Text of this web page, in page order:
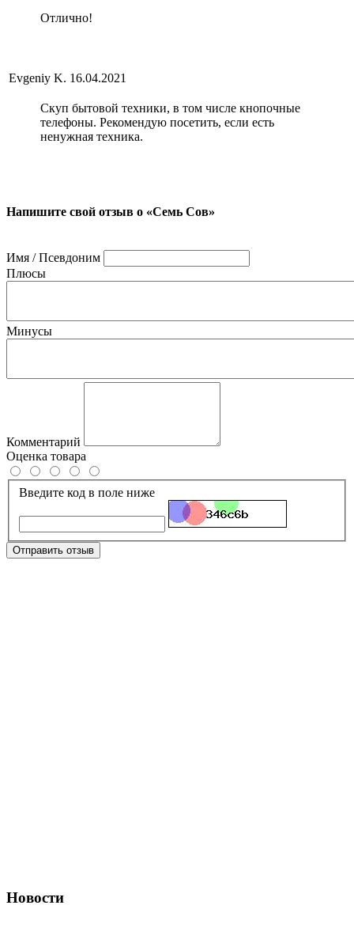
Отлично!
Evgeniy K. 16.04.2021
Скуп бытовой техники, в том числе кнопочные
телефоны. Рекомендую посетить, если есть
ненужная техника.
Напишите свой отзыв о «Семь Сов»
Имя / Псевдоним
Плюсы
Минусы
Комментарий
Оценка товара
Введите код в поле ниже
Отправить отзыв
Новости